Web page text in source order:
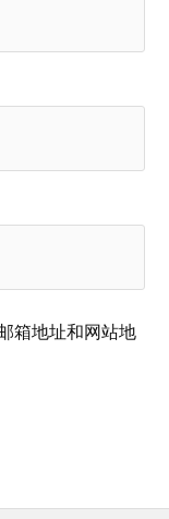
箱地址和网站地